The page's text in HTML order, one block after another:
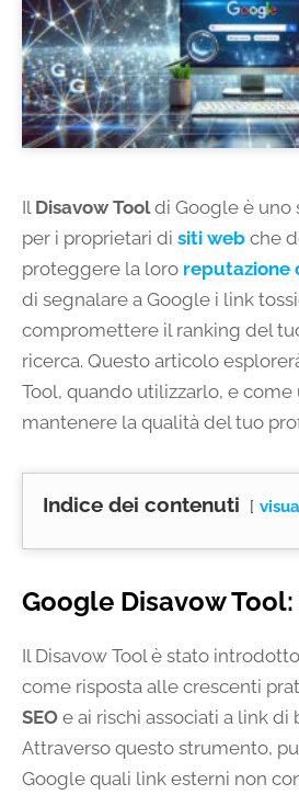
Il Disavow Tooldi Google è uno
per i proprietari di siti web che
proteggere la loro reputazione
di segnalare a Google i link
compromettere il ranking del
ricerca. Questo articolo
Tool, quando utilizzarlo, e come
mantenere la qualità del tuo
Indice dei contenuti
Google Disavow
Il Disavow Tool è stato
come risposta alle crescenti
SEO e ai rischi associati a link di
Attraverso questo strumento,
Google quali link esterni non